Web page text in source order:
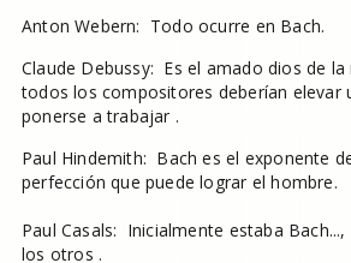
Anton Webern: Todo ocurre en Bach.
Claude Debussy: Es el amado dios de la
todos los compositores deberían elevar
ponerse a trabajar .
Paul Hindemith: Bach es el exponente
perfección que puede lograr el hombre.
Paul Casals: Inicialmente estaba
los otros .